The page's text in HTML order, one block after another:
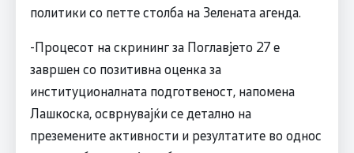
политики со петте столба на Зелената агенда.
-Процесот на скрининг за Поглавјето 27 е
завршен со позитивна оценка за
институционалната подготвеност, напомена
Лашкоска, осврнувајќи се детално на
преземените активности и резултатите во однос